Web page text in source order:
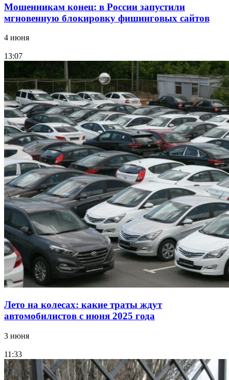
Мошенникам конец: в России запустили
мгновенную блокировку фишинговых сайтов
4 июня
13:07
Лето на колесах: какие траты ждут
автомобилистов с июня 2025 года
3 июня
11:33